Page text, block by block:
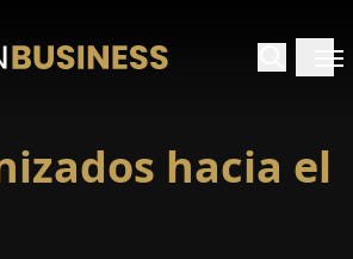
hacia el